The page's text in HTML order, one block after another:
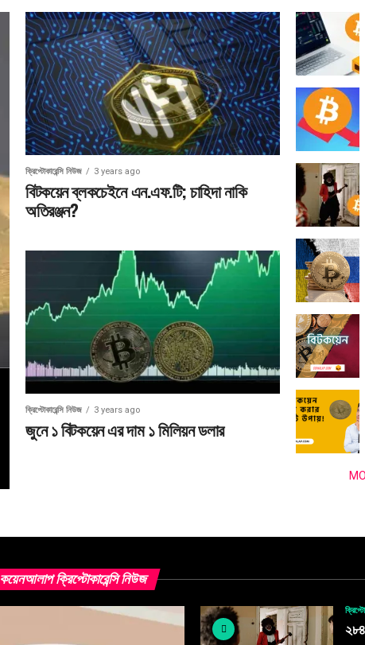
ক্রিপ্টোকারেন্সি নিউজ 3 years ago
বিটকয়েন ব্লকচেইনে এন.এফ.টি; চাহিদা নাকি
অতিরঞ্জন?
ক্রিপ্টোকারেন্সি নিউজ 3 years ago
জুনে ১ বিটকয়েন এর দাম ১ মিলিয়ন ডলার
কয়েনআলাপ ক্রিপ্টোকারেন্সি নিউজ